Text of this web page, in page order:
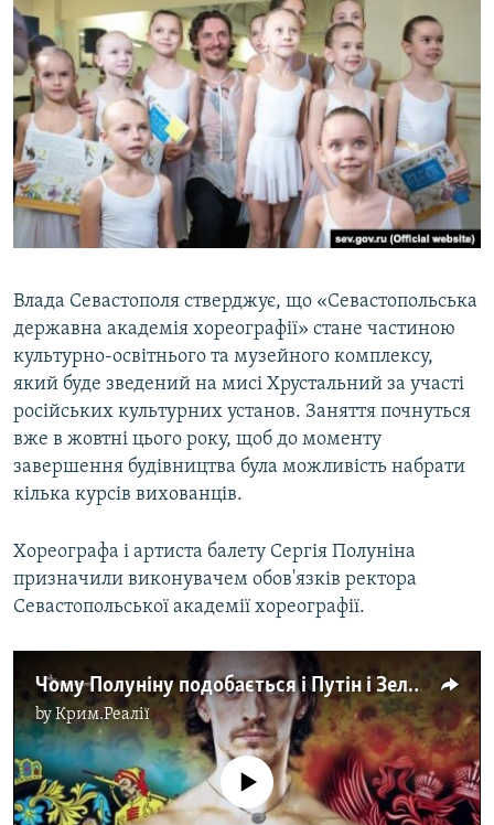
Влада Севастополя стверджує, що «Севастопольська
державна академія хореографії» стане частиною
культурно-освітнього та музейного комплексу,
який буде зведений на мисі Хрустальний за участі
російських культурних установ. Заняття почнуться
вже в жовтні цього року, щоб до моменту
завершення будівництва була можливість набрати
кілька курсів вихованців.
Хореографа і артиста балету Сергія Полуніна
призначили виконувачем обов'язків ректора
Севастопольської академії хореографії.
Чому Полуніну подобається і Путін і Зеленський? (відео)
byКрим.Реалії
No media source currently available